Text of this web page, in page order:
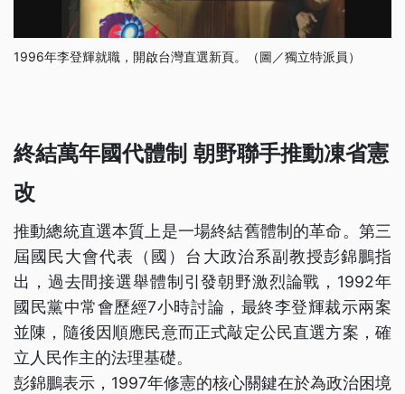
1996年李登輝就職，開啟台灣直選新頁。（圖／獨立特派員）
終結萬年國代體制 朝野聯手推動凍省憲
改
推動總統直選本質上是一場終結舊體制的革命。第三
屆國民大會代表（國）台大政治系副教授彭錦鵬指
出，過去間接選舉體制引發朝野激烈論戰，1992年
國民黨中常會歷經7小時討論，最終李登輝裁示兩案
並陳，隨後因順應民意而正式敲定公民直選方案，確
立人民作主的法理基礎。
彭錦鵬表示，1997年修憲的核心關鍵在於為政治困境